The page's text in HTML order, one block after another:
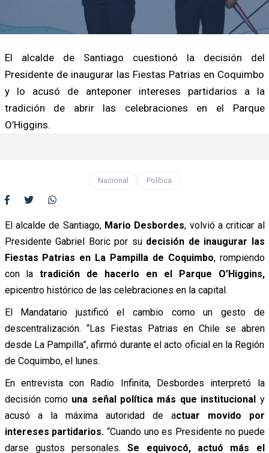
El alcalde de Santiago cuestionó la decisión del
Presidente de inaugurar las Fiestas Patrias en Coquimbo
y lo acusó de anteponer intereses partidarios a la
tradición de abrir las celebraciones en el Parque
O’Higgins.
Nacional Política
El alcalde de Santiago, Mario Desbordes, volvió a criticar al
Presidente Gabriel Boric por su decisión de inaugurar las
Fiestas Patrias en La Pampilla de Coquimbo, rompiendo
con la tradición de hacerlo en el Parque O’Higgins,
epicentro histórico de las celebraciones en la capital.
El Mandatario justificó el cambio como un gesto de
descentralización. “Las Fiestas Patrias en Chile se abren
desde La Pampilla”, afirmó durante el acto oficial en la Región
de Coquimbo, el lunes.
En entrevista con Radio Infinita, Desbordes interpretó la
decisión como una señal política más que institucional y
acusó a la máxima autoridad de actuar movido por
intereses partidarios. “Cuando uno es Presidente no puede
darse gustos personales.Se equivocó, actuó más el